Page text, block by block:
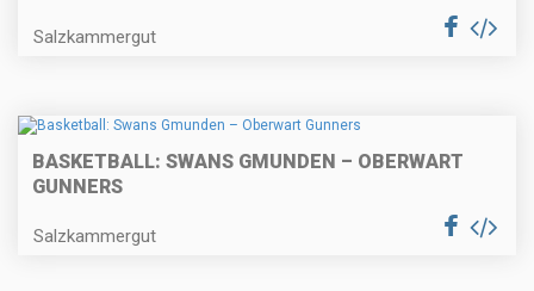
Salzkammergut
BASKETBALL: SWANS GMUNDEN – OBERWART
GUNNERS
Salzkammergut